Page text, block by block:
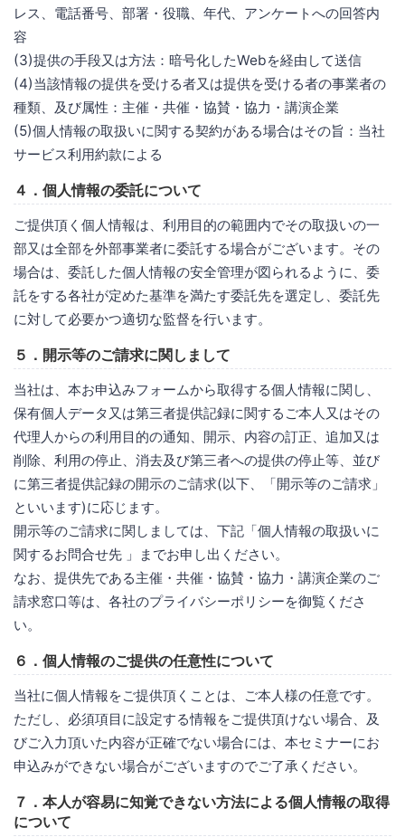
レス、電話番号、部署・役職、年代、アンケートへの回答内
容
(3)提供の手段又は方法：暗号化したWebを経由して送信
(4)当該情報の提供を受ける者又は提供を受ける者の事業者の
種類、及び属性：主催・共催・協賛・協力・講演企業
(5)個人情報の取扱いに関する契約がある場合はその旨：当社
サービス利用約款による
４．個人情報の委託について
ご提供頂く個人情報は、利用目的の範囲内でその取扱いの一
部又は全部を外部事業者に委託する場合がございます。その
場合は、委託した個人情報の安全管理が図られるように、委
託をする各社が定めた基準を満たす委託先を選定し、委託先
に対して必要かつ適切な監督を行います。
５．開示等のご請求に関しまして
当社は、本お申込みフォームから取得する個人情報に関し、
保有個人データ又は第三者提供記録に関するご本人又はその
代理人からの利用目的の通知、開示、内容の訂正、追加又は
削除、利用の停止、消去及び第三者への提供の停止等、並び
に第三者提供記録の開示のご請求(以下、「開示等のご請求」
といいます)に応じます。
開示等のご請求に関しましては、下記「個人情報の取扱いに
関するお問合せ先 」までお申し出ください。
なお、提供先である主催・共催・協賛・協力・講演企業のご
請求窓口等は、各社のプライバシーポリシーを御覧くださ
い。
６．個人情報のご提供の任意性について
当社に個人情報をご提供頂くことは、ご本人様の任意です。
ただし、必須項目に設定する情報をご提供頂けない場合、及
びご入力頂いた内容が正確でない場合には、本セミナーにお
申込みができない場合がございますのでご了承ください。
７．本人が容易に知覚できない方法による個人情報の取得
について